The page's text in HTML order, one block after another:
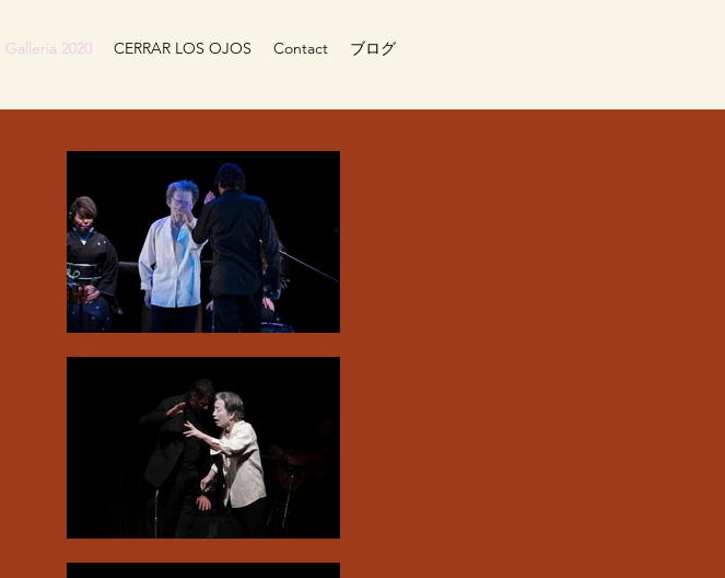
Galleria 2020 CERRAR LOS OJOS Contact ブログ